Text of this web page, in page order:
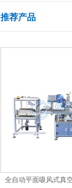
推荐产品
全自动平面吸风式真